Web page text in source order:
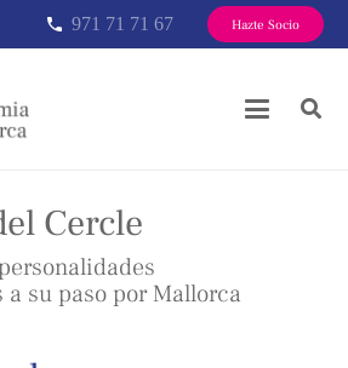
phone 971 71 71 67 Hazte Socio
Cercle
su paso por Mallorca